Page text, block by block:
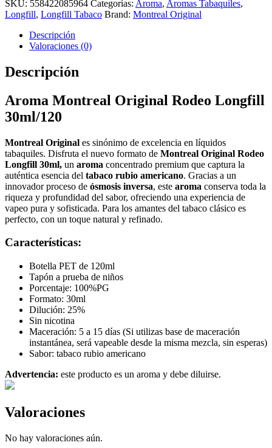
SKU: 558422085964 Categorías: Aroma, Aromas Tabaquiles,
Longfill, Longfill Tabaco Brand: Montreal Original
Descripción
Valoraciones (0)
Descripción
Aroma Montreal Original Rodeo Longfill
30ml/120
Montreal Original es sinónimo de excelencia en líquidos
tabaquiles. Disfruta el nuevo formato de Montreal Original Rodeo
Longfill 30ml, un aroma concentrado premium que captura la
auténtica esencia del tabaco rubio americano. Gracias a un
innovador proceso de ósmosis inversa, este aroma conserva toda la
riqueza y profundidad del sabor, ofreciendo una experiencia de
vapeo pura y sofisticada. Para los amantes del tabaco clásico es
perfecto, con un toque natural y refinado.
Características:
Botella PET de 120ml
Tapón a prueba de niños
Porcentaje: 100%PG
Formato: 30ml
Dilución: 25%
Sin nicotina
Maceración: 5 a 15 días (Si utilizas base de maceración
instantánea, será vapeable desde la misma mezcla, sin esperas)
Sabor: tabaco rubio americano
Advertencia: este producto es un aroma y debe diluirse.
Valoraciones
No hay valoraciones aún.